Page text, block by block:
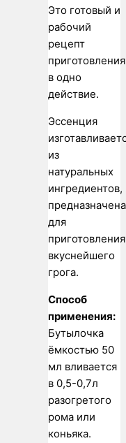
Это готовый и
рабочий
рецепт
приготовления
в одно
действие.
Эссенция
из
натуральных
ингредиентов,
предназначена
для
приготовления
вкуснейшего
грога.
Способ
применения:
Бутылочка
ёмкостью 50
мл вливается
в 0,5-0,7л
разогретого
рома или
коньяка.